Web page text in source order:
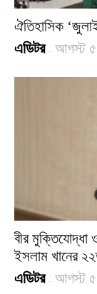
ঐতিহাসিক
এডিটর - আগস্ট
বীর মুক্তিযোদ্ধা
ইসলাম খানের
এডিটর - আগস্ট